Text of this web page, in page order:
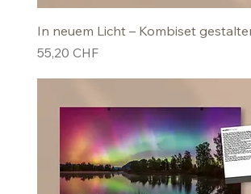
In neuem Licht – Kombiset
Preis
55,20 CHF